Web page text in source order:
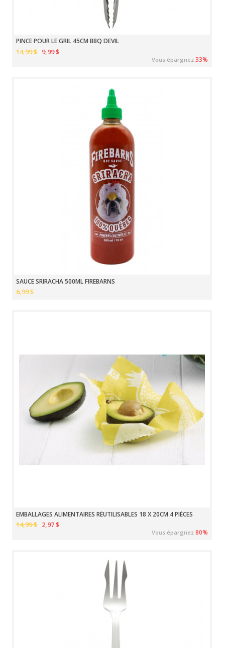
PINCE POUR LE GRIL 45CM BBQ DEVIL
14,99 $ 9,99 $
Vous épargnez33%
SAUCE SRIRACHA 500ML FIREBARNS
6,99 $
EMBALLAGES ALIMENTAIRES RÉUTILISABLES 18 X 20CM 4 PIÈCES
14,99 $ 2,97 $
Vous épargnez80%